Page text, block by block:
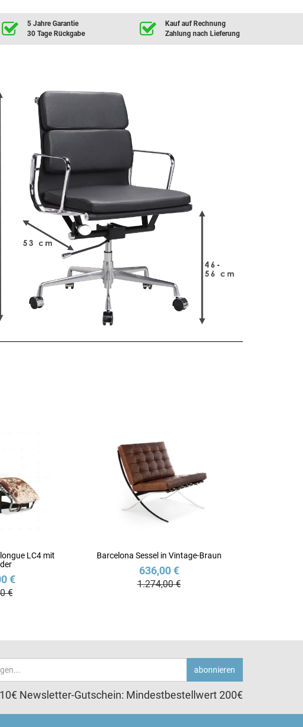
5 Jahre Garantie
30 Tage Rückgabe
Kauf auf Rechnung
Zahlung nach Lieferung
LC4 mit
€
€
Barcelona Sessel in Vintage-Braun
636,00 €
1.274,00 €
abonnieren
Newsletter-Gutschein: Mindestbestellwert 200€